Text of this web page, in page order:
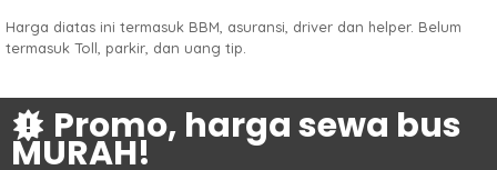
Harga diatas ini termasuk BBM, asuransi, driver dan helper. Belum
termasuk Toll, parkir, dan uang tip.
Promo, harga sewa bus
MURAH!